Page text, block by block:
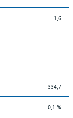
1,6
334,7
0,1 %